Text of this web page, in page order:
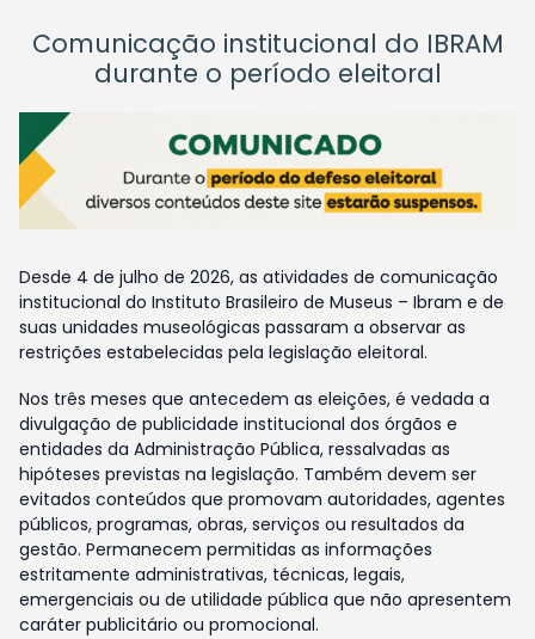
Comunicação institucional do IBRAM
durante o período eleitoral
Desde 4 de julho de 2026, as atividades de comunicação
institucional do Instituto Brasileiro de Museus – Ibram e de
suas unidades museológicas passaram a observar as
restrições estabelecidas pela legislação eleitoral.
Nos três meses que antecedem as eleições, é vedada a
divulgação de publicidade institucional dos órgãos e
entidades da Administração Pública, ressalvadas as
hipóteses previstas na legislação. Também devem ser
evitados conteúdos que promovam autoridades, agentes
públicos, programas, obras, serviços ou resultados da
gestão. Permanecem permitidas as informações
estritamente administrativas, técnicas, legais,
emergenciais ou de utilidade pública que não apresentem
caráter publicitário ou promocional.